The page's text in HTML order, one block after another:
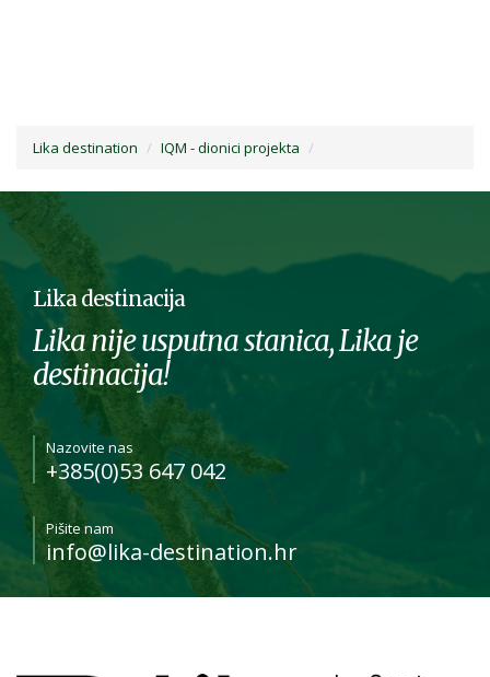
Lika destination IQM - dionici projekta
Lika destinacija
Lika nije usputna stanica, Lika je
destinacija!
Nazovite nas
+385(0)53 647 042
Pišite nam
info@lika-destination.hr